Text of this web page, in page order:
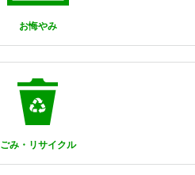
お悔やみ
ごみ・リサイクル